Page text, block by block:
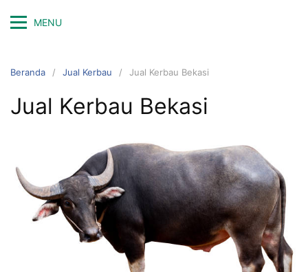
ke
MENU
Beranda Jual Kerbau Jual Kerbau Bekasi
Jual Kerbau Bekasi